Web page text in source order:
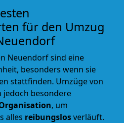
für den Umzug
Neuendorf sind eine
besonders wenn sie
stattfinden. Umzüge von
besondere
, um
alles reibungslosverläuft.